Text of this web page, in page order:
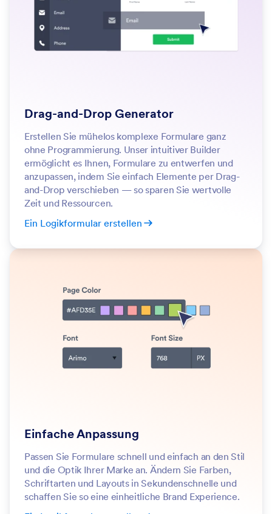
Drag-and-Drop Generator
Erstellen Sie mühelos komplexe Formulare ganz
ohne Programmierung. Unser intuitiver Builder
ermöglicht es Ihnen, Formulare zu entwerfen und
anzupassen, indem Sie einfach Elemente per Drag-
and-Drop verschieben — so sparen Sie wertvolle
Zeit und Ressourcen.
Ein Logikformular erstellen
Einfache Anpassung
Passen Sie Formulare schnell und einfach an den Stil
und die Optik Ihrer Marke an. Ändern Sie Farben,
Schriftarten und Layouts in Sekundenschnelle und
schaffen Sie so eine einheitliche Brand Experience.